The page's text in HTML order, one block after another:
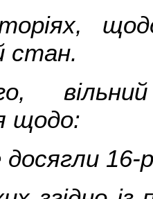
стан.
щодо:
досягли 16-